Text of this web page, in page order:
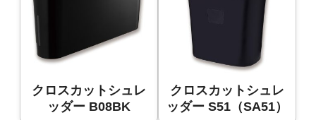
クロスカットシュレ
ッダー B08BK
クロスカットシュレ
ッダー S51（SA51）